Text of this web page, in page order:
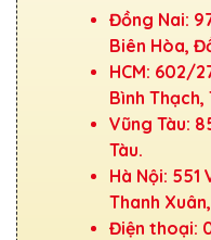
Đồng Nai:
Biên Hòa,
HCM: 602/
Bình Thạch,
Vũng Tàu:
Tàu.
Hà Nội: 551
Thanh
Điện thoại: